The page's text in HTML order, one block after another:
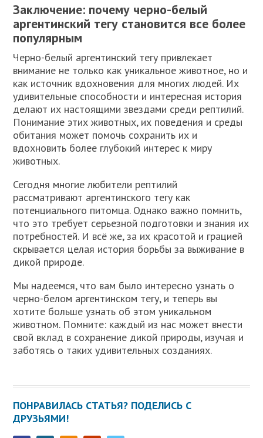
Заключение: почему черно-белый
аргентинский тегу становится все более
популярным
Черно-белый аргентинский тегу привлекает
внимание не только как уникальное животное, но и
как источник вдохновения для многих людей. Их
удивительные способности и интересная история
делают их настоящими звездами среди рептилий.
Понимание этих животных, их поведения и среды
обитания может помочь сохранить их и
вдохновить более глубокий интерес к миру
животных.
Сегодня многие любители рептилий
рассматривают аргентинского тегу как
потенциального питомца. Однако важно помнить,
что это требует серьезной подготовки и знания их
потребностей. И всё же, за их красотой и грацией
скрывается целая история борьбы за выживание в
дикой природе.
Мы надеемся, что вам было интересно узнать о
черно-белом аргентинском тегу, и теперь вы
хотите больше узнать об этом уникальном
животном. Помните: каждый из нас может внести
свой вклад в сохранение дикой природы, изучая и
заботясь о таких удивительных созданиях.
ПОНРАВИЛАСЬ СТАТЬЯ? ПОДЕЛИСЬ С
ДРУЗЬЯМИ!